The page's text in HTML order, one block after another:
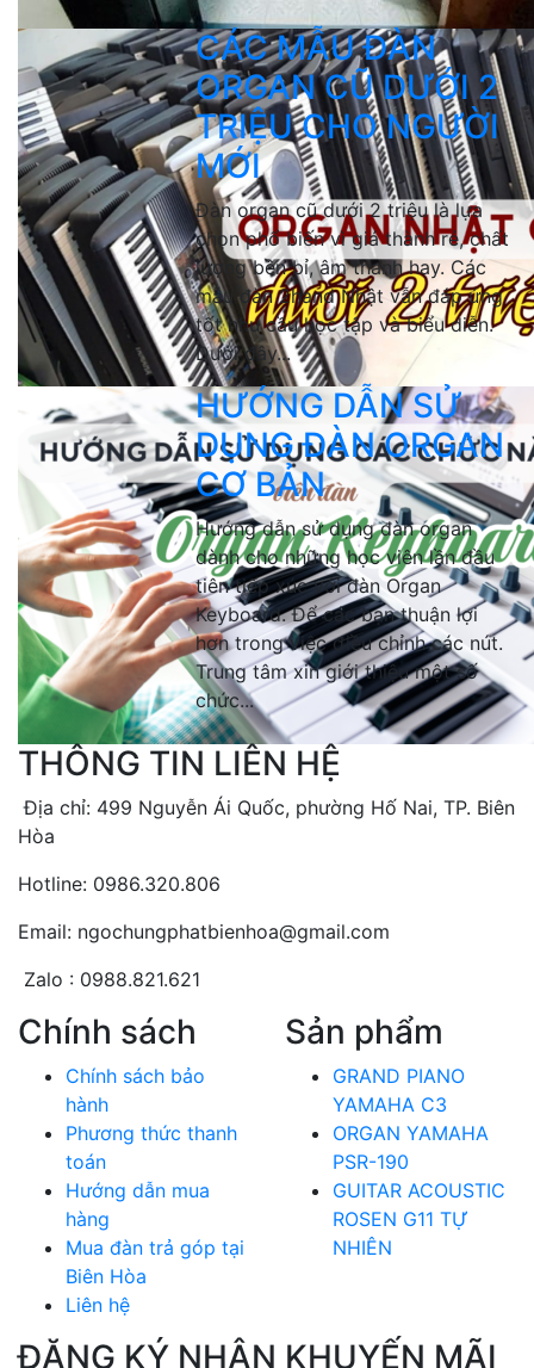
CÁC MẪU ĐÀN
ORGAN CŨ DƯỚI 2
TRIỆU CHO NGƯỜI
MỚI
Đàn organ cũ dưới 2 triệu là lựa
chọn phổ biến vì giá thành rẻ, chất
lượng bền bỉ, âm thanh hay. Các
mẫu đàn 2hand Nhật vẫn đáp ứng
tốt nhu cầu học tập và biểu diễn.
Dưới đây...
HƯỚNG DẪN SỬ
DỤNG ĐÀN ORGAN
CƠ BẢN
Hướng dẫn sử dụng đàn organ
dành cho những học viên lần đầu
tiên tiếp xúc với đàn Organ
Keyboard. Để các bạn thuận lợi
hơn trong việc điều chỉnh các nút.
Trung tâm xin giới thiệu một số
chức...
THÔNG TIN LIÊN HỆ
Địa chỉ: 499 Nguyễn Ái Quốc, phường Hố Nai, TP. Biên
Hòa
Hotline: 0986.320.806
Email: ngochungphatbienhoa@gmail.com
Zalo : 0988.821.621
Chính sách
Chính sách bảo
hành
Phương thức thanh
toán
Hướng dẫn mua
hàng
Mua đàn trả góp tại
Biên Hòa
Liên hệ
Sản phẩm
GRAND PIANO
YAMAHA C3
ORGAN YAMAHA
PSR-190
GUITAR ACOUSTIC
ROSEN G11 TỰ
NHIÊN
ĐĂNG KÝ NHẬN KHUYẾN MÃI